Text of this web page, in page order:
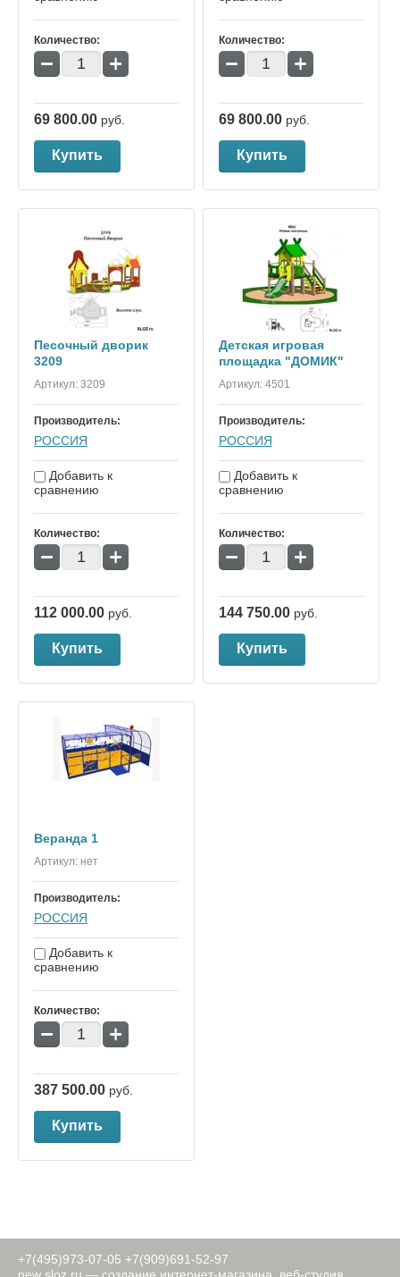
Количество:
− +
69 800.00 руб.
Купить
Количество:
− +
69 800.00 руб.
Купить
Песочный дворик
3209
Артикул: 3209
Производитель:
РОССИЯ
Добавить к
сравнению
Количество:
− +
112 000.00 руб.
Купить
Детская игровая
площадка "ДОМИК"
Артикул:4501
Производитель:
РОССИЯ
Добавить к
сравнению
Количество:
− +
144 750.00 руб.
Купить
Веранда 1
Артикул: нет
Производитель:
РОССИЯ
Добавить к
сравнению
Количество:
− +
387 500.00 руб.
Купить
+7(495)973-07-05 +7(909)691-52-97